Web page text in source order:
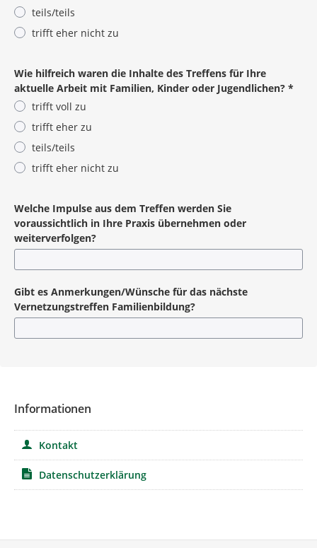
teils/teils
trifft eher nicht zu
Wie hilfreich waren die Inhalte des Treffens für Ihre
aktuelle Arbeit mit Familien, Kinder oder Jugendlichen? *
trifft voll zu
trifft eher zu
teils/teils
trifft eher nicht zu
Welche Impulse aus dem Treffen werden Sie
voraussichtlich in Ihre Praxis übernehmen oder
weiterverfolgen?
Gibt es Anmerkungen/Wünsche für das nächste
Vernetzungstreffen Familienbildung?
Informationen
Kontakt
Datenschutzerklärung